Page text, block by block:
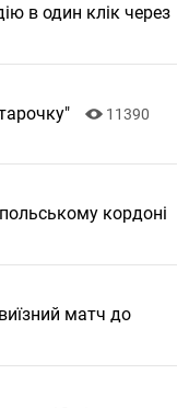
в один клік через
11390
кордоні
матч до